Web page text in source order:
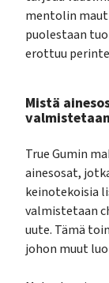
mentolin
puolestaan
erottuu
Mistä
True Gumin
ainesosat,
keinotekoisia
valmistetaan
uute. Tämä
johon muut